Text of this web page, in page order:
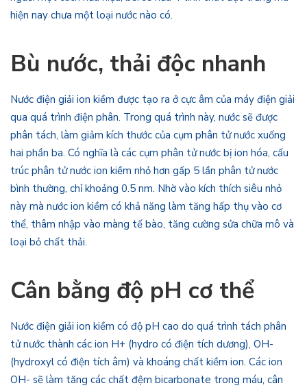
hiện nay chưa một loại nước nào có.
Bù nước, thải độc nhanh
Nước điện giải ion kiềm được tạo ra ở cực âm của máy điện giải
qua quá trình điện phân. Trong quá trình này, nước sẽ được
phân tách, làm giảm kích thước của cụm phân tử nước xuống
hai phần ba. Có nghĩa là các cụm phân tử nước bị ion hóa, cấu
trúc phân tử nước ion kiềm nhỏ hơn gấp 5 lần phân tử nước
bình thường, chỉ khoảng 0.5 nm. Nhờ vào kích thích siêu nhỏ
này mà nước ion kiềm có khả năng làm tăng hấp thụ vào cơ
thể, thâm nhập vào màng tế bào, tăng cường sửa chữa mô và
loại bỏ chất thải.
Cân bằng độ pH cơ thể
Nước điện giải ion kiềm có độ pH cao do quá trình tách phân
tử nước thành các ion H+ (hydro có điện tích dương), OH-
(hydroxyl có điện tích âm) và khoáng chất kiềm ion. Các ion
OH- sẽ làm tăng các chất đệm bicarbonate trong máu, cân